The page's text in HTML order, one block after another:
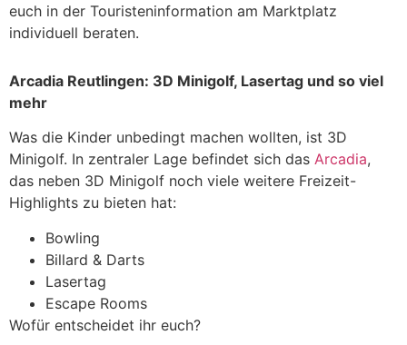
euch in der Touristeninformation am Marktplatz
individuell beraten.
Arcadia Reutlingen: 3D Minigolf, Lasertag und so viel
mehr
Was die Kinder unbedingt machen wollten, ist 3D
Minigolf. In zentraler Lage befindet sich das Arcadia,
das neben 3D Minigolf noch viele weitere Freizeit-
Highlights zu bieten hat:
Bowling
Billard & Darts
Lasertag
Escape Rooms
Wofür entscheidet ihr euch?